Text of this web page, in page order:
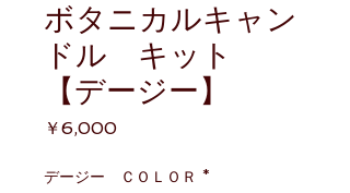
ボタニカルキャン
ドル キット
【デージー】
￥6,000価
デージー ＣＯＬＯＲ *